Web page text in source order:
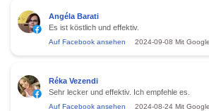
Angéla Barati
Es ist köstlich und effektiv.
Auf Facebook ansehen 2024-09-08 Mit
Réka Vezendi
Sehr lecker und effektiv. Ich empfehle es.
Auf Facebook ansehen 2024-08-24 Mit